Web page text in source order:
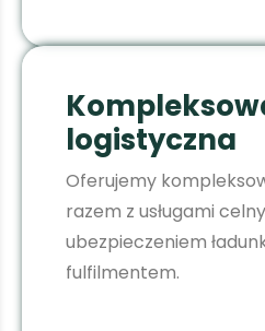
logistyczna
Oferujemy
razem z usługami
ubezpieczeniem
fulfilmentem.